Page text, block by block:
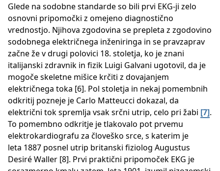
Glede na sodobne standarde so bili prvi EKG-ji zelo
osnovni pripomočki z omejeno diagnostično
vrednostjo. Njihova zgodovina se prepleta z zgodovino
sodobnega električnega inženiringa in se pravzaprav
začne že v drugi polovici 18. stoletja, ko je znani
italijanski zdravnik in fizik Luigi Galvani ugotovil, da je
mogoče skeletne mišice krčiti z dovajanjem
električnega toka [6]. Pol stoletja in nekaj pomembnih
odkritij pozneje je Carlo Matteucci dokazal, da
električni tok spremlja vsak srčni utrip, celo pri žabi [7].
To pomembno odkritje je tlakovalo pot prvemu
elektrokardiografu za človeško srce, s katerim je
leta 1887 posnel utrip britanski fiziolog Augustus
Desiré Waller [8]. Prvi praktični pripomoček EKG je